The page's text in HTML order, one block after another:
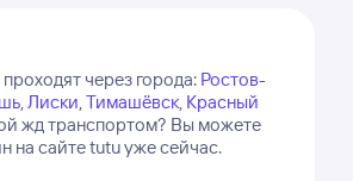
через города: Ростов-
,Лиски,Тимашёвск, Красный
жд транспортом? Вы можете
на сайте tutu уже сейчас.